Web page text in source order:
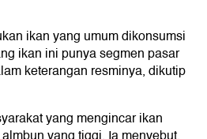
ikan yang umum dikonsumsi
ikan ini punya segmen pasar
keterangan resminya, dikutip
yang mengincar ikan